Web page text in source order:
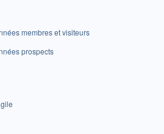
membres et visiteurs
prospects